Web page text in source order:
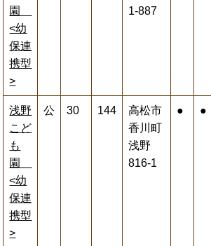
園
<幼
保連
携型
>
1-887
浅野
こど
も
園
<幼
保連
携型
>
公 30 144
高松市
香川町
浅野
816-1
● ●